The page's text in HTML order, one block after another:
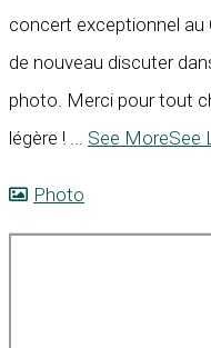
concert exceptionnel au
de nouveau discuter
photo. Merci pour tout
légère ! ... See MoreSee
Photo